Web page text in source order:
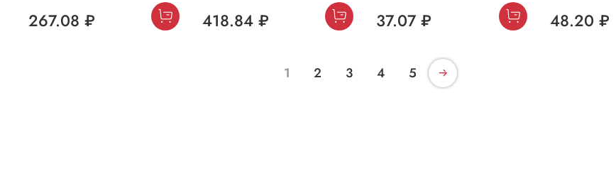
267.08 ₽ 418.84 ₽ 37.07 ₽ 48.20 ₽
1 2 3 4 5